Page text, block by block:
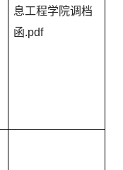
息工程学院调档
函.pdf